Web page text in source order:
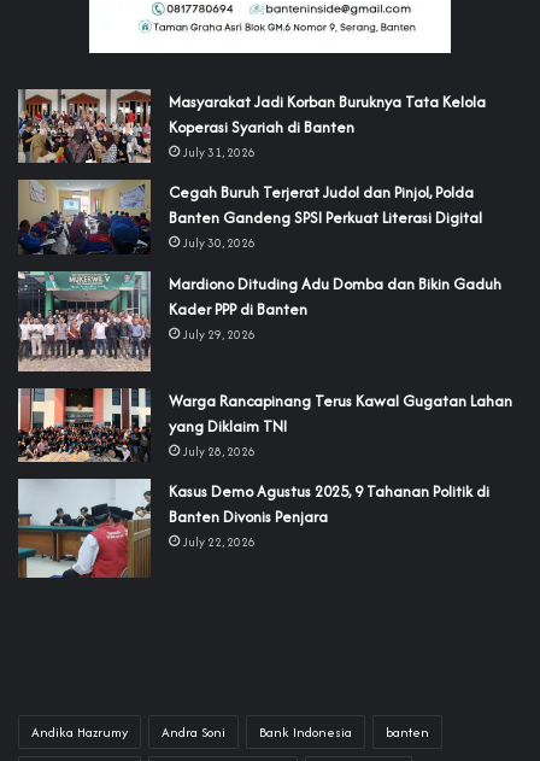
‎Masyarakat Jadi Korban Buruknya Tata Kelola
Koperasi Syariah di Banten
July 31, 2026
Cegah Buruh Terjerat Judol dan Pinjol, Polda
Banten Gandeng SPSI Perkuat Literasi Digital
July 30, 2026
‎Mardiono Dituding Adu Domba dan Bikin Gaduh
Kader PPP di Banten
July 29, 2026
‎Warga Rancapinang Terus Kawal Gugatan Lahan
yang Diklaim TNI‎‎
July 28, 2026
‎Kasus Demo Agustus 2025, 9 Tahanan Politik di
Banten Divonis Penjara
July 22, 2026
Andika Hazrumy Andra Soni Bank Indonesia banten